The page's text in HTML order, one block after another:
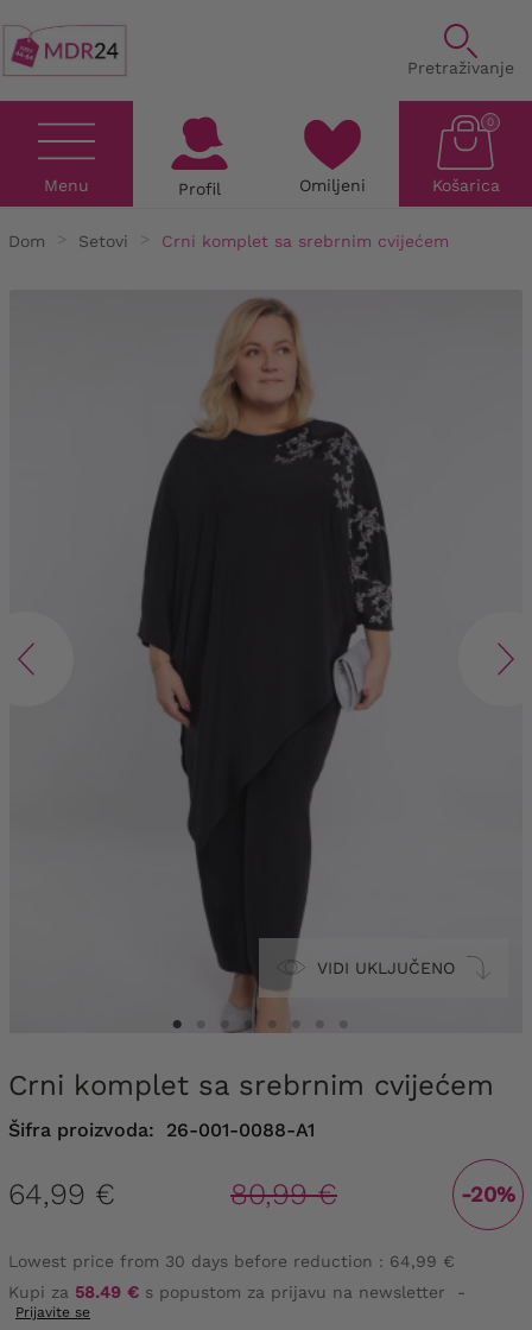
Pretraživanje
Menu Profil Omiljeni Košarica
0
Dom Setovi Crni komplet sa srebrnim cvijećem
VIDI UKLJUČENO
Crni komplet sa srebrnim cvijećem
Šifra proizvoda: 26-001-0088-A1
64,99 € 80,99 € -20%
Lowest price from 30 days before reduction : 64,99 €
Kupi za 58.49 € s popustom za prijavu na newsletter -
Prijavite se